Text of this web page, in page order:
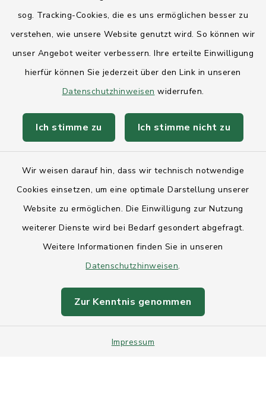
sog. Tracking-Cookies, die es uns ermöglichen besser zu
verstehen, wie unsere Website genutzt wird. So können wir
unser Angebot weiter verbessern. Ihre erteilte Einwilligung
hierfür können Sie jederzeit über den Link in unseren
Datenschutzhinweisen widerrufen.
Ich stimme zu Ich stimme nicht zu
Wir weisen darauf hin, dass wir technisch notwendige
Cookies einsetzen, um eine optimale Darstellung unserer
Website zu ermöglichen. Die Einwilligung zur Nutzung
weiterer Dienste wird bei Bedarf gesondert abgefragt.
Weitere Informationen finden Sie in unseren
Datenschutzhinweisen.
Zur Kenntnis genommen
Impressum
Landesregierung Schleswig-Holstein
Kreis Rendsburg-Eckernförde
AktivRegion Mittelholstein
Kontakt
Anfahrt
Barrierefreiheit
Datenschutz
Sitemap
Intranet